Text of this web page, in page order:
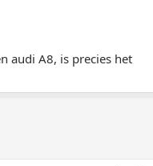
audi A8, is precies het